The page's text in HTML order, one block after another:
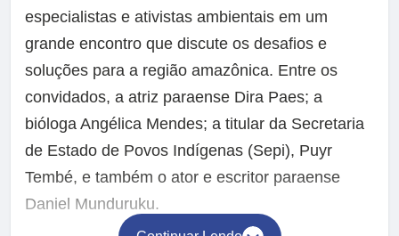
especialistas e ativistas ambientais em um
grande encontro que discute os desafios e
soluções para a região amazônica. Entre os
convidados, a atriz paraense Dira Paes; a
bióloga Angélica Mendes; a titular da Secretaria
de Estado de Povos Indígenas (Sepi), Puyr
Tembé, e também o ator e escritor paraense
Daniel Munduruku.